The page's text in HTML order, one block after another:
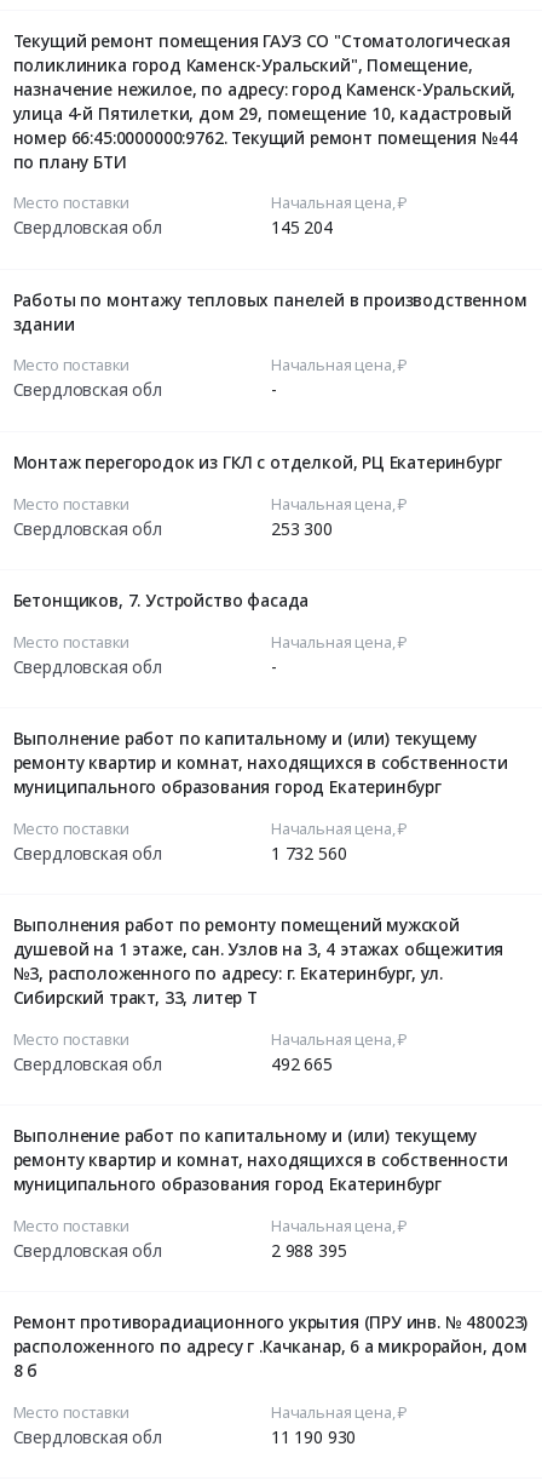
Текущий ремонт помещения ГАУЗ СО "Стоматологическая
поликлиника город Каменск-Уральский", Помещение,
назначение нежилое, по адресу: город Каменск-Уральский,
улица 4-й Пятилетки, дом 29, помещение 10, кадастровый
номер 66:45:0000000:9762. Текущий ремонт помещения №44
по плану БТИ
Место поставки
Свердловская обл
Начальная цена, ₽
145 204
Работы по монтажу тепловых панелей в производственном
здании
Место поставки
Свердловская обл
Начальная цена, ₽
-
Монтаж перегородок из ГКЛ с отделкой, РЦ Екатеринбург
Место поставки
Свердловская обл
Начальная цена, ₽
253 300
Бетонщиков, 7. Устройство фасада
Место поставки
Свердловская обл
Начальная цена, ₽
-
Выполнение работ по капитальному и (или) текущему
ремонту квартир и комнат, находящихся в собственности
муниципального образования город Екатеринбург
Место поставки
Свердловская обл
Начальная цена, ₽
1 732 560
Выполнения работ по ремонту помещений мужской
душевой на 1 этаже, сан. Узлов на 3, 4 этажах общежития
№3, расположенного по адресу: г. Екатеринбург, ул.
Сибирский тракт, 33, литер Т
Место поставки
Свердловская обл
Начальная цена, ₽
492 665
Выполнение работ по капитальному и (или) текущему
ремонту квартир и комнат, находящихся в собственности
муниципального образования город Екатеринбург
Место поставки
Свердловская обл
Начальная цена, ₽
2 988 395
Ремонт противорадиационного укрытия (ПРУ инв. № 480023)
расположенного по адресу г .Качканар, 6 а микрорайон, дом
8 б
Место поставки
Свердловская обл
Начальная цена, ₽
11 190 930